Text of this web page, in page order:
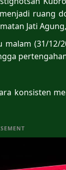
ruang
Jati
(31/12/
konsisten